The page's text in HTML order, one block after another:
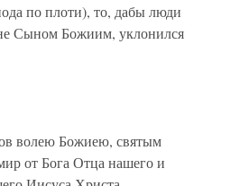
по плоти), то, дабы люди
Сыном Божиим, уклонился
волею Божиею, святым
от Бога Отца нашего и